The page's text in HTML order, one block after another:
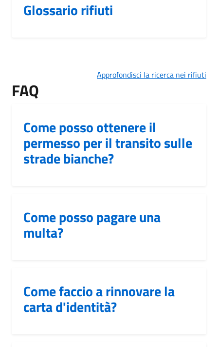
Glossario rifiuti
Approfondisci la ricerca nei rifiuti
FAQ
Come posso ottenere il
permesso per il transito sulle
strade bianche?
Come posso pagare una
multa?
Come faccio a rinnovare la
carta d'identità?